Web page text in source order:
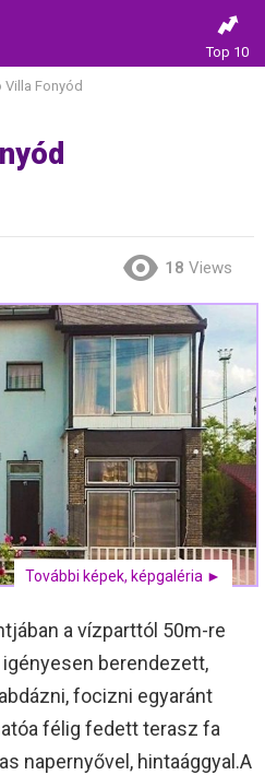
Top 10
Villa Fonyód
18 Views
További képek, képgaléria ►
a vízparttól 50m-re
berendezett,
focizni egyaránt
félig fedett terasz fa
napernyővel, hintaággyal.A